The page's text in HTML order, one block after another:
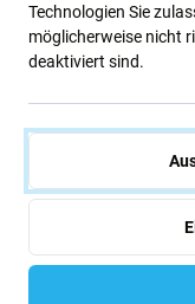
Rated Excellent
Technologien Sie
möglicherweise nicht
deaktiviert sind.